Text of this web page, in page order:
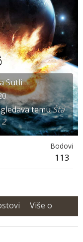
Sutli
temuŠta
Bodovi
113
Više o